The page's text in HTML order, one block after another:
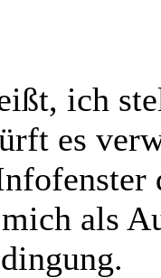
ich
es
als